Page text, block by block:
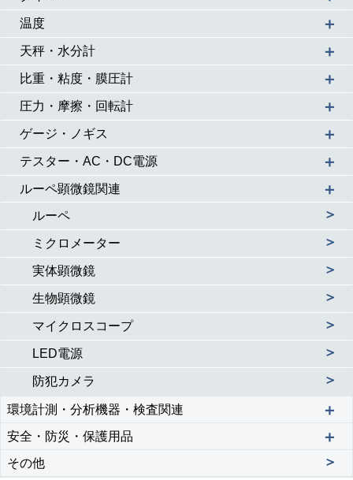
温度 ＋
天秤・水分計 ＋
比重・粘度・膜圧計 ＋
圧力・摩擦・回転計 ＋
ゲージ・ノギス ＋
テスター・AC・DC電源 ＋
ルーペ顕微鏡関連 ＋
ルーペ ＞
ミクロメーター ＞
実体顕微鏡 ＞
生物顕微鏡 ＞
マイクロスコープ ＞
LED電源 ＞
防犯カメラ ＞
環境計測・分析機器・検査関連 ＋
安全・防災・保護用品 ＋
その他 ＞